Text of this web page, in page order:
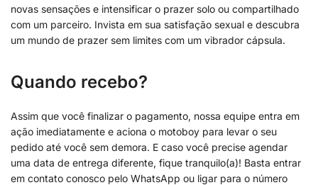
novas sensações e intensificar o prazer solo ou compartilhado
com um parceiro. Invista em sua satisfação sexual e descubra
um mundo de prazer sem limites com um vibrador cápsula.
Quando recebo?
Assim que você finalizar o pagamento, nossa equipe entra em
ação imediatamente e aciona o motoboy para levar o seu
pedido até você sem demora. E caso você precise agendar
uma data de entrega diferente, fique tranquilo(a)! Basta entrar
em contato conosco pelo WhatsApp ou ligar para o número